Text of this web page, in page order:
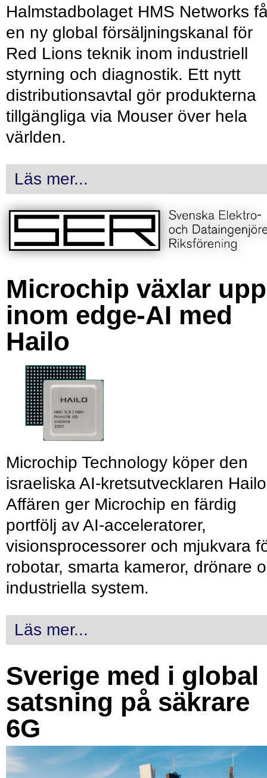
Halmstadbolaget HMS Networks
en ny global försäljningskanal för
Red Lions teknik inom industriell
styrning och diagnostik. Ett nytt
distributionsavtal gör produkterna
tillgängliga via Mouser över hela
världen.
Läs mer...
Microchip växlar upp
inom edge-AI med
Hailo
Microchip Technology köper den
israeliska AI-kretsutvecklaren
Affären ger Microchip en färdig
portfölj av AI-acceleratorer,
visionsprocessorer och mjukvara
robotar, smarta kameror, drönare
industriella system.
Läs mer...
Sverige med i global
satsning på säkrare
6G